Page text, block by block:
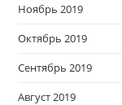
Ноябрь 2019
Октябрь 2019
Сентябрь 2019
Август 2019